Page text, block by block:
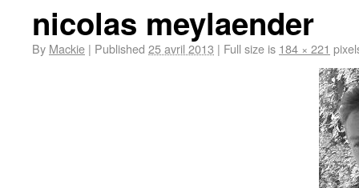
nicolas meylaender
By Mackie | Published 25 avril 2013 | Full size is 184 × 221